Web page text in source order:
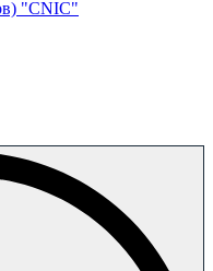
"CNIC"